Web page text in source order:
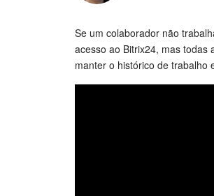
Se um colaborador não
acesso ao Bitrix24, mas todas
manter o histórico de trabalho